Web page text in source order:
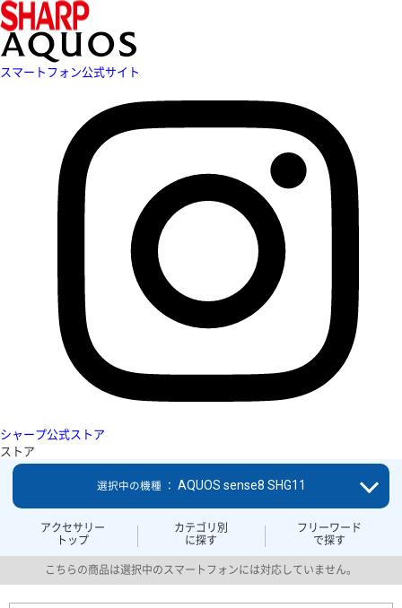
スマートフォン公式サイト
シャープ公式ストア
ストア
アクセサリー
トップ
カテゴリ別
に探す
フリーワード
で探す
選択中の機種 ： AQUOS sense8 SHG11
こちらの商品は選択中のスマートフォンには対応していません。